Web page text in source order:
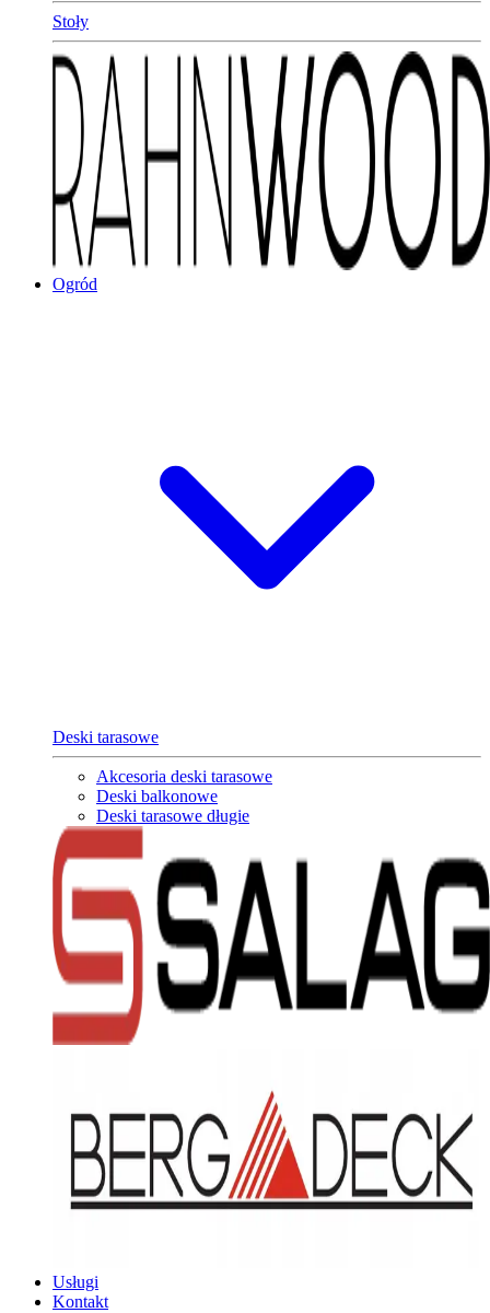
Stoły
Ogród
Deski tarasowe
Akcesoria deski tarasowe
Deski balkonowe
Deski tarasowe długie
Usługi
Kontakt